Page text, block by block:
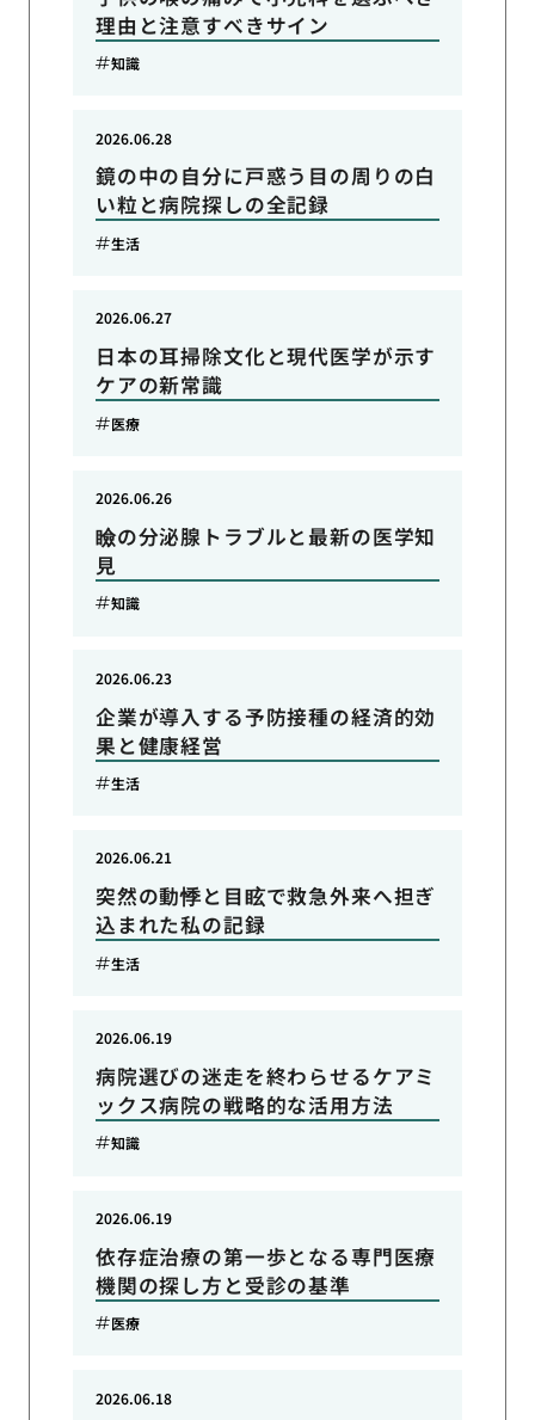
理由と注意すべきサイン
知識
鏡の中の自分に戸惑う目の周りの白
い粒と病院探しの全記録
2026.06.28
生活
日本の耳掃除文化と現代医学が示す
ケアの新常識
2026.06.27
医療
瞼の分泌腺トラブルと最新の医学知
見
2026.06.26
知識
企業が導入する予防接種の経済的効
果と健康経営
2026.06.23
生活
突然の動悸と目眩で救急外来へ担ぎ
込まれた私の記録
2026.06.21
生活
病院選びの迷走を終わらせるケアミ
ックス病院の戦略的な活用方法
2026.06.19
知識
依存症治療の第一歩となる専門医療
機関の探し方と受診の基準
2026.06.19
医療
2026.06.18